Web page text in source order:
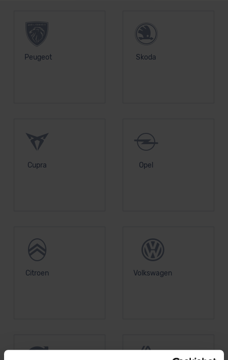
Peugeot Skoda
Cupra Opel
Citroen Volkswagen